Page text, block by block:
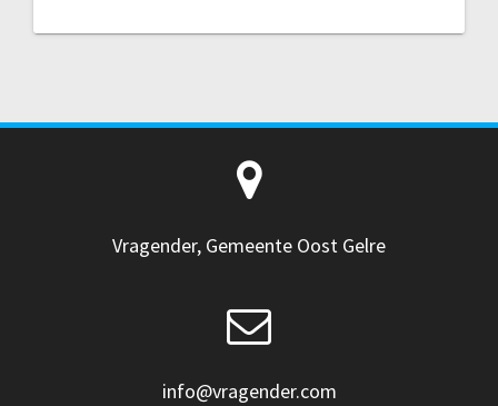
Vragender, Gemeente Oost Gelre
info@vragender.com